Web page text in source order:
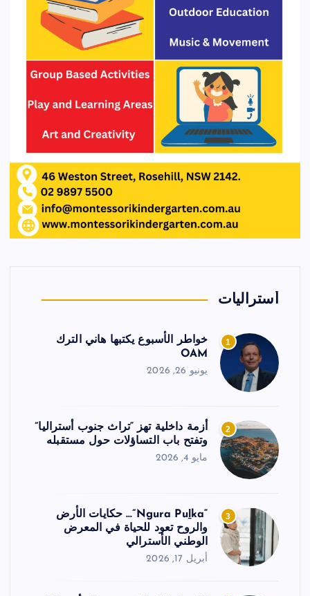
أستراليات
1
خواطر الأسبوع يكتبها هاني الترك
OAM
يونيو 26, 2026
2
أزمة داخلية تهز “تراث جنوب أستراليا”
وتفتح باب التساؤلات حول مستقبله
مايو 4, 2026
3
“Ngura Puḻka”… حكايات الأرض
والروح تعود للحياة في المعرض
الوطني الأسترالي
أبريل 17, 2026